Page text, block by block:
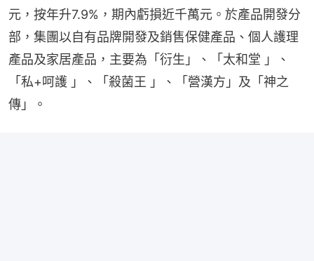
元，按年升7.9%，期內虧損近千萬元。於產品開發分
部，集團以自有品牌開發及銷售保健產品、個人護理
產品及家居產品，主要為「衍生」、「太和堂 」、
「私+呵護 」、「殺菌王 」、「營漢方」及「神之
傳」。